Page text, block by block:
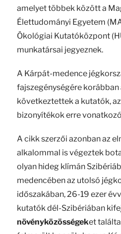
amelyet többek között a
Élettudományi Egyetem
Ökológiai Kutatóközpont
munkatársai jegyeznek.
A Kárpát-medence
fajszegénységére korábban
következtettek a kutatók,
bizonyítékok erre
A cikk szerzői azonban az
alkalommal is végeztek
olyan hideg klímán
medencében az utolsó
időszakában, 26-19 ezer
kutatók dél-Szibériában
növényközösségeket